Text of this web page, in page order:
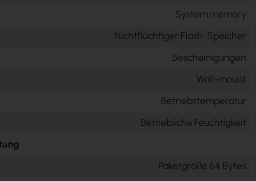
System memory
Nichtflüchtiger Flash-Speicher
Bescheinigungen
Wall-mount
Betriebstemperatur
Betriebliche Feuchtigkeit
Paketgröße 64 Bytes